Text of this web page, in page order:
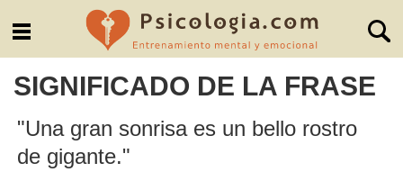
SIGNIFICADO DE LA FRASE
"Una gran sonrisa es un bello rostro
de gigante."